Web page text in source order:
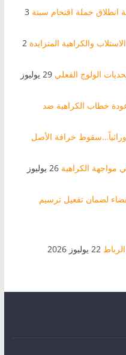
انطلاق حملة اقتحام سبتة 3
والكراهية المتزايدة 2
الولوج الفعلي
29 يوليوز
خطاب الكراهية ضد
أمازيغ وراثياً…سقوط خرافة الأصل
مواجهة الكراهية
26 يوليوز
لضمان تفعيل ترسيم
22 يوليوز 2026